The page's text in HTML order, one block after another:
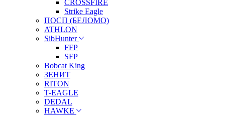
CROSSFIRE
Strike Eagle
ПОСП (БЕЛОМО)
ATHLON
SibHunter
FFP
SFP
Bobcat King
ЗЕНИТ
RITON
T-EAGLE
DEDAL
HAWKE